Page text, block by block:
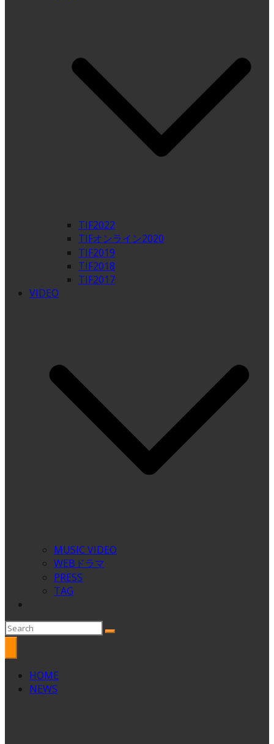
TIF2022
TIFオンライン2020
TIF2019
TIF2018
TIF2017
VIDEO
MUSIC VIDEO
WEBドラマ
PRESS
TAG
HOME
NEWS